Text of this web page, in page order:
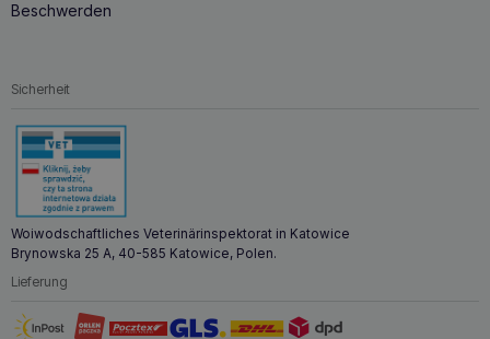
Beschwerden
Sicherheit
Woiwodschaftliches Veterinärinspektorat in Katowice
Brynowska 25 A, 40-585 Katowice, Polen.
Lieferung